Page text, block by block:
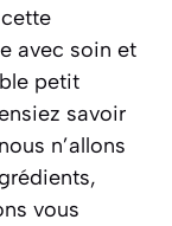
avec soin et
petit
savoir
n’allons
vous